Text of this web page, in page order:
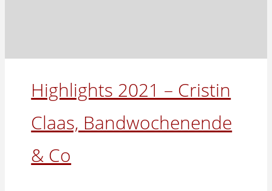
Highlights 2021 – Cristin
Claas, Bandwochenende
& Co